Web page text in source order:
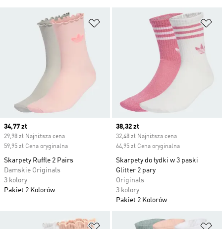
Dodaj do listy życzeń
Current price
34,77 zł
29,98 zł Najniższa cena
59,95 zł Cena oryginalna
Skarpety Ruffle 2 Pairs
Damskie Originals
3 kolory
Pakiet 2 Kolorów
Current price
38,32 zł
32,48 zł Najniższa cena
64,95 zł Cena oryginalna
Skarpety do łydki w 3 paski
Glitter 2 pary
Originals
3 kolory
Pakiet 2 Kolorów
Dodaj do listy życzeń